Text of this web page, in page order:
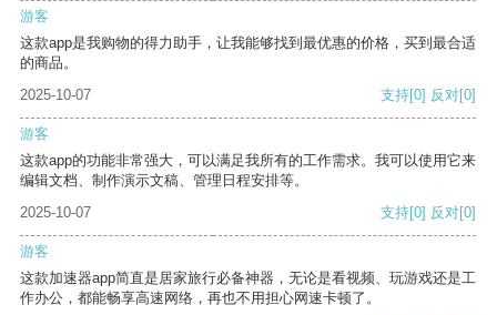
游客
这款app是我购物的得力助手，让我能够找到最优惠的价格，买到最合适
的商品。
2025-10-07
支持[0] 反对[0]
游客
这款app的功能非常强大，可以满足我所有的工作需求。我可以使用它来
编辑文档、制作演示文稿、管理日程安排等。
2025-10-07
支持[0] 反对[0]
游客
这款加速器app简直是居家旅行必备神器，无论是看视频、玩游戏还是工
作办公，都能畅享高速网络，再也不用担心网速卡顿了。